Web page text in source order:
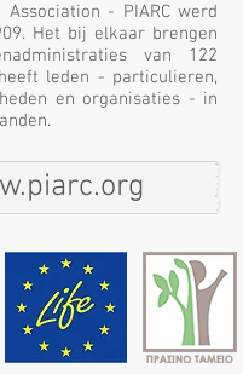
Association - PIARC werd
Het bij elkaar brengen
van 122
leden - particulieren,
en organisaties - in